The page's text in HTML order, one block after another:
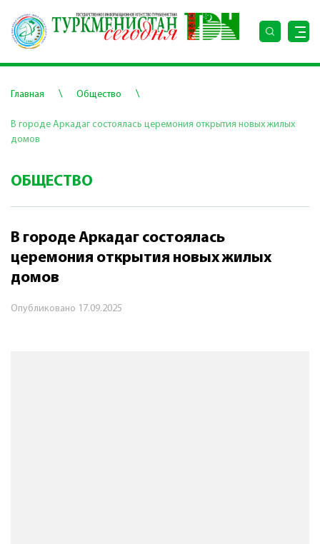
Главная \ Общество \
В городе Аркадаг состоялась церемония открытия новых жилых
домов
ОБЩЕСТВО
В городе Аркадаг состоялась
церемония открытия новых жилых
домов
Опубликовано 17.09.2025